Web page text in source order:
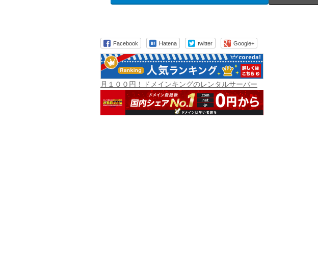
Facebook Hatena twitter Google+
月１００円！ドメインキングのレンタルサーバー